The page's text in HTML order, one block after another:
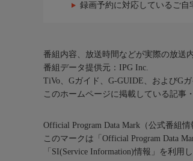
録画予約に対応しているご自
番組内容、放送時間などが実際の放送
番組データ提供元：IPG Inc.
TiVo、Gガイド、G-GUIDE、およびG
このホームページに掲載している記事
Official Program Data Mark（公式番組情
このマークは「Official Program Data
「SI(Service Information)情報」を利用